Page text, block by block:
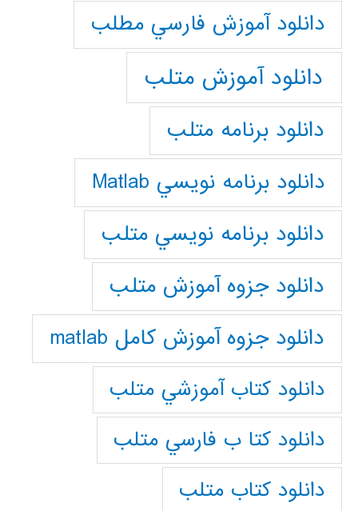
دانلود آموزش فارسي مطلب
دانلود آموزش متلب
دانلود برنامه متلب
دانلود برنامه نويسي Matlab
دانلود برنامه نويسي متلب
دانلود جزوه آموزش متلب
دانلود جزوه آموزش کامل matlab
دانلود كتاب آموزشي متلب
دانلود كتا ب فارسي متلب
دانلود كتاب متلب